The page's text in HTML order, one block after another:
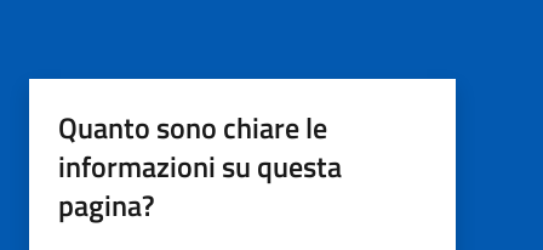
Quanto sono chiare le
informazioni su questa
pagina?